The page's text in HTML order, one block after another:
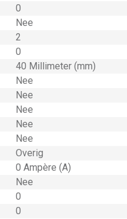
0
Nee
2
0
40 Millimeter (mm)
Nee
Nee
Nee
Nee
Nee
Overig
0 Ampère (A)
Nee
0
0